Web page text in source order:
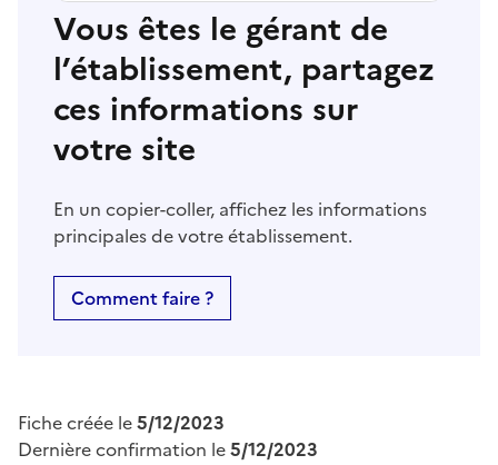
Vous êtes le gérant de
l’établissement, partagez
ces informations sur
votre site
En un copier-coller, affichez les informations
principales de votre établissement.
Comment faire ?
Fiche créée le5/12/2023
Dernière confirmation le5/12/2023